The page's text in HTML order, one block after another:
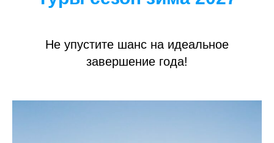
Не упустите шанс на идеальное
завершение года!